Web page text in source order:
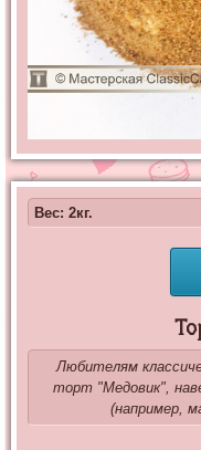
Вес: 2кг.
Любителям
торт "Медовик",
(например,